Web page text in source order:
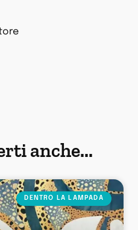
anche...
DENTRO LA LAMPADA